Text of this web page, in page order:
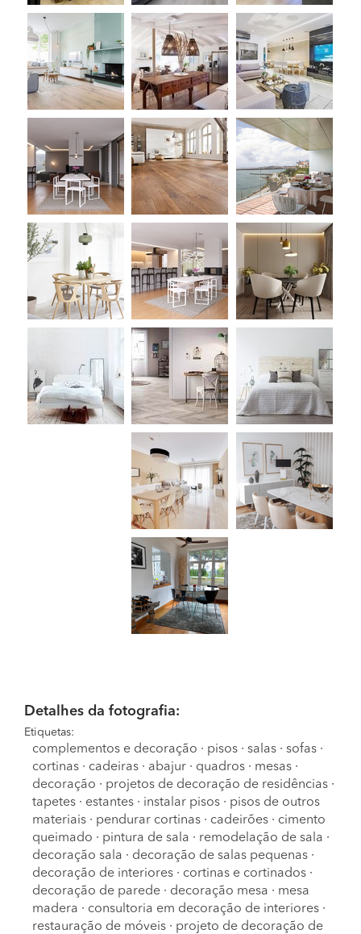
Detalhes da fotografia:
Etiquetas:
complementos e decoração · pisos · salas · sofas ·
cortinas · cadeiras · abajur · quadros · mesas ·
decoração · projetos de decoração de residências ·
tapetes · estantes · instalar pisos · pisos de outros
materiais · pendurar cortinas · cadeirões · cimento
queimado · pintura de sala · remodelação de sala ·
decoração sala · decoração de salas pequenas ·
decoração de interiores · cortinas e cortinados ·
decoração de parede · decoração mesa · mesa
madera · consultoria em decoração de interiores ·
restauração de móveis · projeto de decoração de